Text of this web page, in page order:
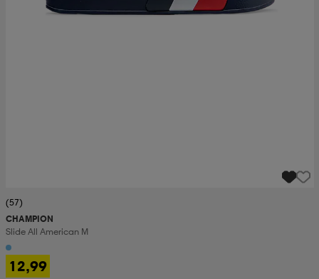
(57)
CHAMPION
Slide All American M
12,99